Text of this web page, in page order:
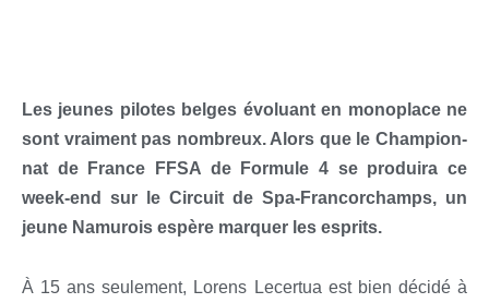
Les jeunes pilotes belges évo­luant en mono­place ne
sont vrai­ment pas nom­breux. Alors que le Cham­pion­
nat de France FFSA de For­mule 4 se pro­dui­ra ce
week-end sur le Cir­cuit de Spa-Fran­cor­champs, un
jeune Namu­rois espère mar­quer les esprits.
À 15 ans seule­ment, Lorens Lecer­tua est bien déci­dé à